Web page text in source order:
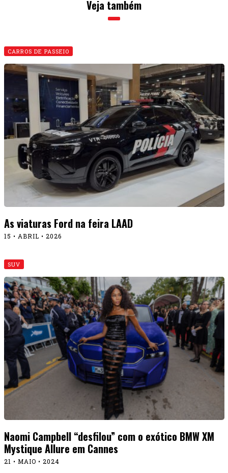
Veja também
CARROS DE PASSEIO
As viaturas Ford na feira LAAD
15 • ABRIL • 2026
SUV
Naomi Campbell “desfilou” com o exótico BMW XM
Mystique Allure em Cannes
21 • MAIO • 2024